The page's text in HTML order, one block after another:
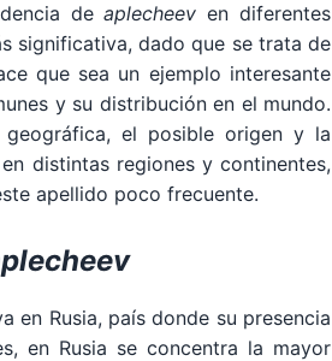
deaplecheev en diferentes
significativa, dado que se trata de
que sea un ejemplo interesante
y su distribución en el mundo.
el posible origen y la
distintas regiones y continentes,
apellido poco frecuente.
en Rusia, país donde su presencia
en Rusia se concentra la mayor